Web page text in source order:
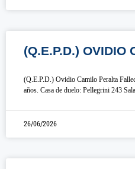
(Q.E.P.D.) OVIDIO
(Q.E.P.D.) Ovidio Camilo Peralta
años. Casa de duelo: Pellegrini 243
26/06/2026